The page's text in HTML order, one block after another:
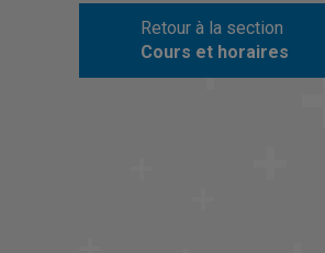
Retour à la section
Cours et horaires